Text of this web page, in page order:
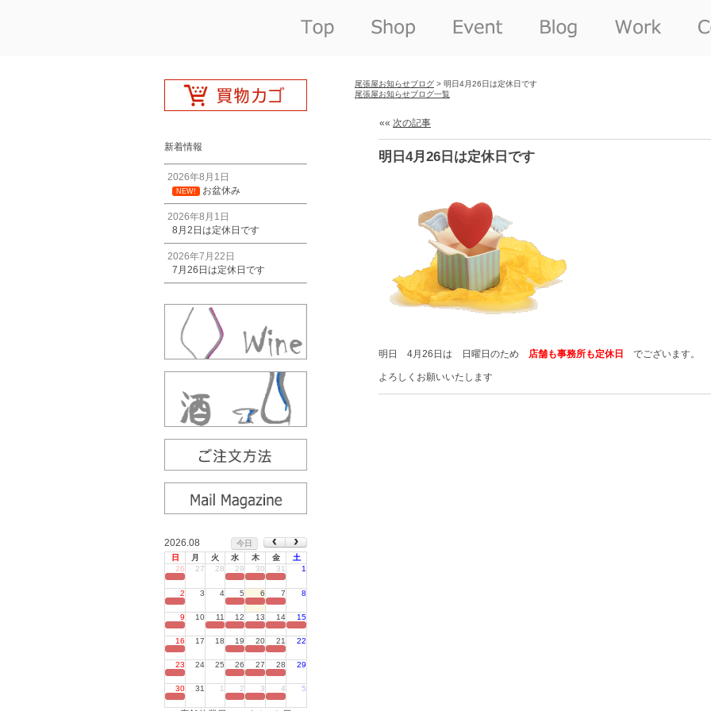
新着情報
2026年8月1日
NEW! お盆休み
2026年8月1日
8月2日は定休日です
2026年7月22日
7月26日は定休日です
2026.08
今日
日
月 火 水 木 金
土
26
27 28 29 30 31 1
2 3 4 5 6 7 8
9 10 11 12 13 14 15
16 17 18 19 20 21 22
23 24 25 26 27 28 29
30 31 1 2 3 4 5
尾張屋お知らせブログ > 明日4月26日は定休日です
尾張屋お知らせブログ一覧
«« 次の記事
明日4月26日は定休日です
明日 4月26日は 日曜日のため 店舗も事務所も定休日 でございます。
よろしくお願いいたします